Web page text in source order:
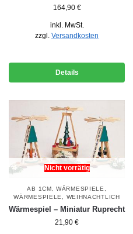
164,90 €
inkl. MwSt.
zzgl. Versandkosten
Details
Nicht vorrätig
AB 1CM ,WÄRMESPIELE
WÄRMESPIELE
WEIHNACHTLICH
Wärmespiel – Miniatur Ruprecht
21,90 €